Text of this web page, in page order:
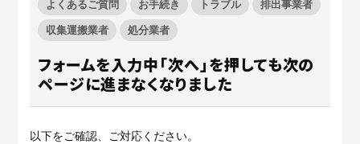
入退場も、調整会議も、もっと
ラクに
Buildeeと連携した機器及びシス
テムを提供するサービスです。
サービスサイトを見る
CO₂排出量を「見える化」して
みる？
建設業界に特化したCO₂排出量
の算出・可視化が可能な新しい
よくあるご質問 お手続き トラブル 排出事業者
収集運搬業者 処分業者
フォームを入力中「次へ」を押しても次の
ページに進まなくなりました
以下をご確認、ご対応ください。